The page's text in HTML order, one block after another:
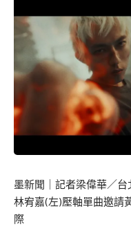
墨新聞
｜記者梁偉華／
林宥嘉(左)壓軸單曲邀
際